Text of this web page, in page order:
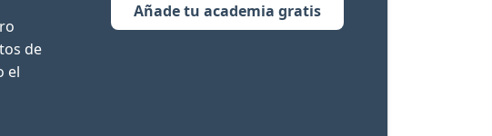
de
el
Añade tu academia gratis